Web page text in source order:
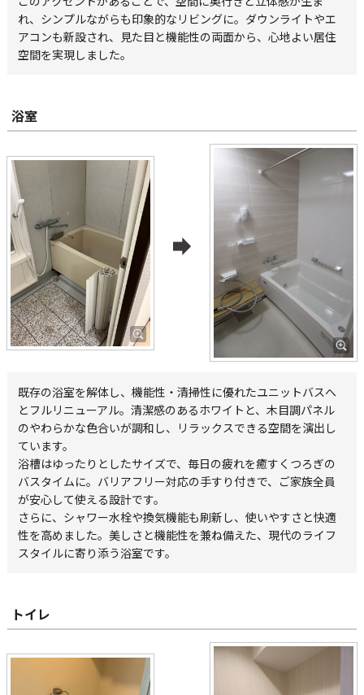
れ、シンプルながらも印象的なリビングに。ダウンライトやエ
アコンも新設され、見た目と機能性の両面から、心地よい居住
空間を実現しました。
浴室
既存の浴室を解体し、機能性・清掃性に優れたユニットバスへ
とフルリニューアル。清潔感のあるホワイトと、木目調パネル
のやわらかな色合いが調和し、リラックスできる空間を演出し
ています。
浴槽はゆったりとしたサイズで、毎日の疲れを癒すくつろぎの
バスタイムに。バリアフリー対応の手すり付きで、ご家族全員
が安心して使える設計です。
さらに、シャワー水栓や換気機能も刷新し、使いやすさと快適
性を高めました。美しさと機能性を兼ね備えた、現代のライフ
スタイルに寄り添う浴室です。
トイレ